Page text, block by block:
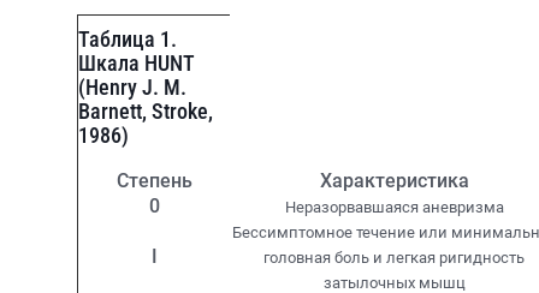
Таблица 1.
Шкала HUNT
(Henry J. M.
Barnett, Stroke,
1986)
Степень
Характеристика
0
Неразорвавшаяся аневризма
I
Бессимптомное течение или
головная боль и легкая ригидность
затылочных мышц